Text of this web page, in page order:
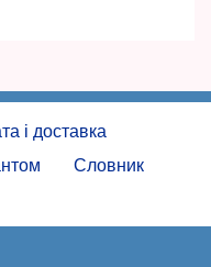
і доставка
Словник